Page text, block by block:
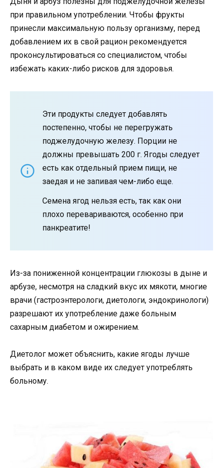
при правильном употреблении. Чтобы фрукты
принесли максимальную пользу организму, перед
добавлением их в свой рацион рекомендуется
проконсультироваться со специалистом, чтобы
избежать каких-либо рисков для здоровья.
Эти продукты следует добавлять
постепенно, чтобы не перегружать
поджелудочную железу. Порции не
должны превышать 200 г. Ягоды следует
есть как отдельный прием пищи, не
заедая и не запивая чем-либо еще.
Семена ягод нельзя есть, так как они
плохо перевариваются, особенно при
панкреатите!
Из-за пониженной концентрации глюкозы в дыне и
арбузе, несмотря на сладкий вкус их мякоти, многие
врачи (гастроэнтерологи, диетологи, эндокринологи)
разрешают их употребление даже больным
сахарным диабетом и ожирением.
Диетолог может объяснить, какие ягоды лучше
выбрать и в каком виде их следует употреблять
больному.